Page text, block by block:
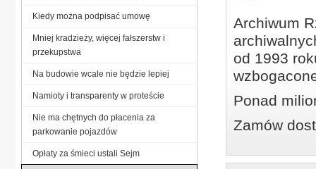
Archiwum
od 1993
Ponad
Zamów
Kiedy można podpisać umowę
Mniej kradzieży, więcej fałszerstw i
przekupstwa
Na budowie wcale nie będzie lepiej
Namioty i transparenty w proteście
Nie ma chętnych do płacenia za
parkowanie pojazdów
Opłaty za śmieci ustali Sejm